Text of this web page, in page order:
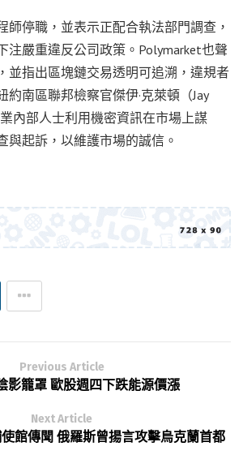
師停職，並表示正配合執法部門調查，
注嚴重違反公司政策。Polymarket也聲
並指出區塊鏈交易透明可追溯，違規者
約南區聯邦檢察官傑伊·克萊頓（Jay
內部人士利用機密資訊在市場上謀
與起訴，以維護市場的誠信。
Previous Article
影籠罩 歐股週四下跌能源價漲
Next Article
館傳聞 俄羅斯曾揚言攻擊烏克蘭首都